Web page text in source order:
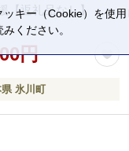
【返礼品なし】
円
氷川町
キー（Cookie）を使
ください。